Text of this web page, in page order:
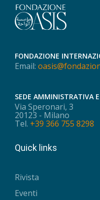
FONDAZIONE
Email:
SEDE AMMINISTRATIVA E
Via Speronari, 3
20123 - Milano
Tel. +39 366 755 8298
Quick links
Rivista
Eventi